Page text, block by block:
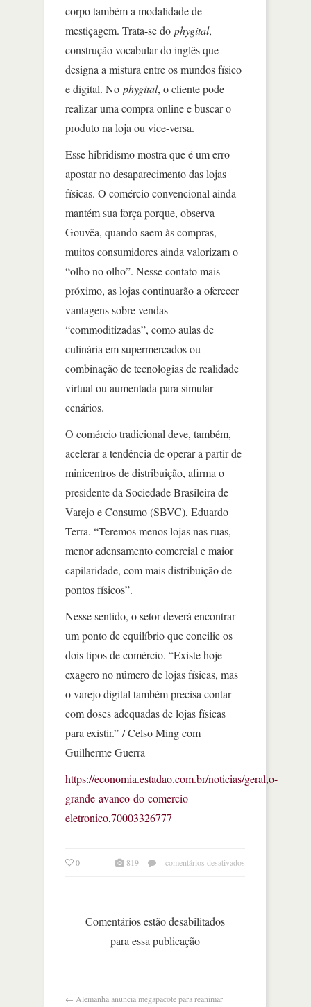
corpo também a modalidade de
mestiçagem. Trata-se do phygital,
construção vocabular do inglês que
designa a mistura entre os mundos físico
e digital. No phygital, o cliente pode
realizar uma compra online e buscar o
produto na loja ou vice-versa.
Esse hibridismo mostra que é um erro
apostar no desaparecimento das lojas
físicas. O comércio convencional ainda
mantém sua força porque, observa
Gouvêa, quando saem às compras,
muitos consumidores ainda valorizam o
“olho no olho”. Nesse contato mais
próximo, as lojas continuarão a oferecer
vantagens sobre vendas
“commoditizadas”, como aulas de
culinária em supermercados ou
combinação de tecnologias de realidade
virtual ou aumentada para simular
cenários.
O comércio tradicional deve, também,
acelerar a tendência de operar a partir de
minicentros de distribuição, afirma o
presidente da Sociedade Brasileira de
Varejo e Consumo (SBVC), Eduardo
Terra. “Teremos menos lojas nas ruas,
menor adensamento comercial e maior
capilaridade, com mais distribuição de
pontos físicos”.
Nesse sentido, o setor deverá encontrar
um ponto de equilíbrio que concilie os
dois tipos de comércio. “Existe hoje
exagero no número de lojas físicas, mas
o varejo digital também precisa contar
com doses adequadas de lojas físicas
para existir.” / Celso Ming com
Guilherme Guerra
https://economia.estadao.com.br/noticias/geral,o-
grande-avanco-do-comercio-
eletronico,70003326777
0 819 comentários desativados
Comentários estão desabilitados
para essa publicação
← Alemanha anuncia megapacote para reanimar